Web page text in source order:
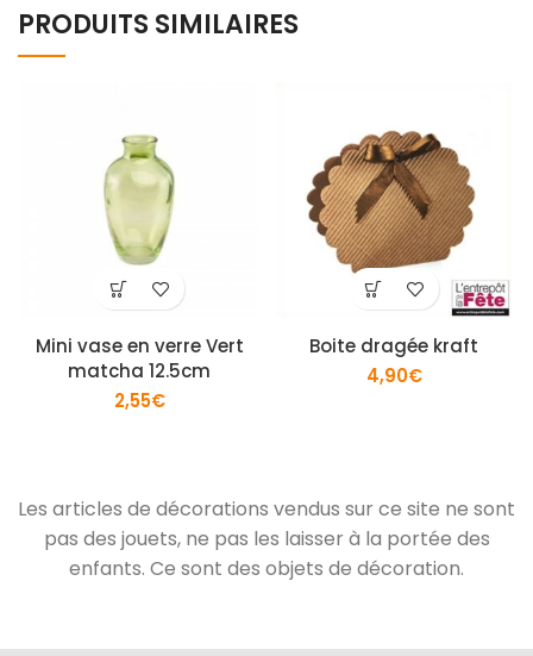
PRODUITS SIMILAIRES
Mini vase en verre Vert
matcha 12.5cm
2,55€
Boite dragée kraft
4,90€
Les articles de décorations vendus sur ce site ne sont
pas des jouets, ne pas les laisser à la portée des
enfants. Ce sont des objets de décoration.